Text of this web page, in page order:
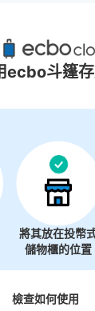
站附近推薦
0個投幣式置
ecbo斗篷
將其放在投幣
儲物櫃的位置
檢查如何使用